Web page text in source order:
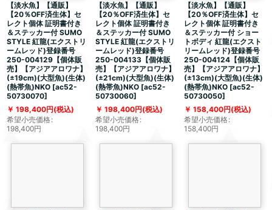
【淡水魚】【通販】
【20％OFF済生体】セ
レクト個体 証明書付き
＆ステッカー付 SUMO
STYLE 紅龍(エクストリ
ームレッド)登録番号
250-004129【個体販
売】【アジアアロワナ】
(±19cm)(大型魚)(生体)
(熱帯魚)NKO [ac52-
50730070]
198,400円(税込)
希望小売価格:
198,400円
【淡水魚】【通販】
【20％OFF済生体】セ
レクト個体 証明書付き
＆ステッカー付 SUMO
STYLE 紅龍(エクストリ
ームレッド)登録番号
250-004133【個体販
売】【アジアアロワナ】
(±21cm)(大型魚)(生体)
(熱帯魚)NKO [ac52-
50730060]
198,400円(税込)
希望小売価格:
198,400円
【淡水魚】【通販】
【20％OFF済生体】セ
レクト個体 証明書付き
＆ステッカー付 ショー
トボディ 紅龍(エクスト
リームレッド)登録番号
250-004124【個体販
売】【アジアアロワナ】
(±13cm)(大型魚)(生体)
(熱帯魚)NKO [ac52-
50730050]
158,400円(税込)
希望小売価格:
158,400円